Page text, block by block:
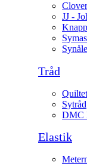
Clover
JJ -
Synåle
Tråd
Sytråd
DMC
Elastik